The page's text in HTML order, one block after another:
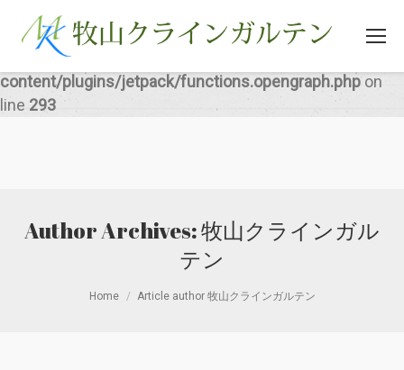
Warning: Illegal string offset 'src' in
/home/hasshin/bokk-en.com/public_html/wp-
content/plugins/jetpack/functions.opengraph.php on
line 293
Author Archives:牧山クラインガル
テン
You are here:
Home Article author 牧山クラインガルテン